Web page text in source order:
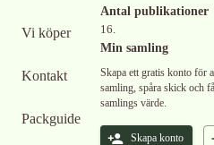
Vi köper
Kontakt
Packguide
Antal publikationer
16.
Min samling
Skapa ett gratis konto för
samling, spåra skick och
samlings värde.
Skapa konto